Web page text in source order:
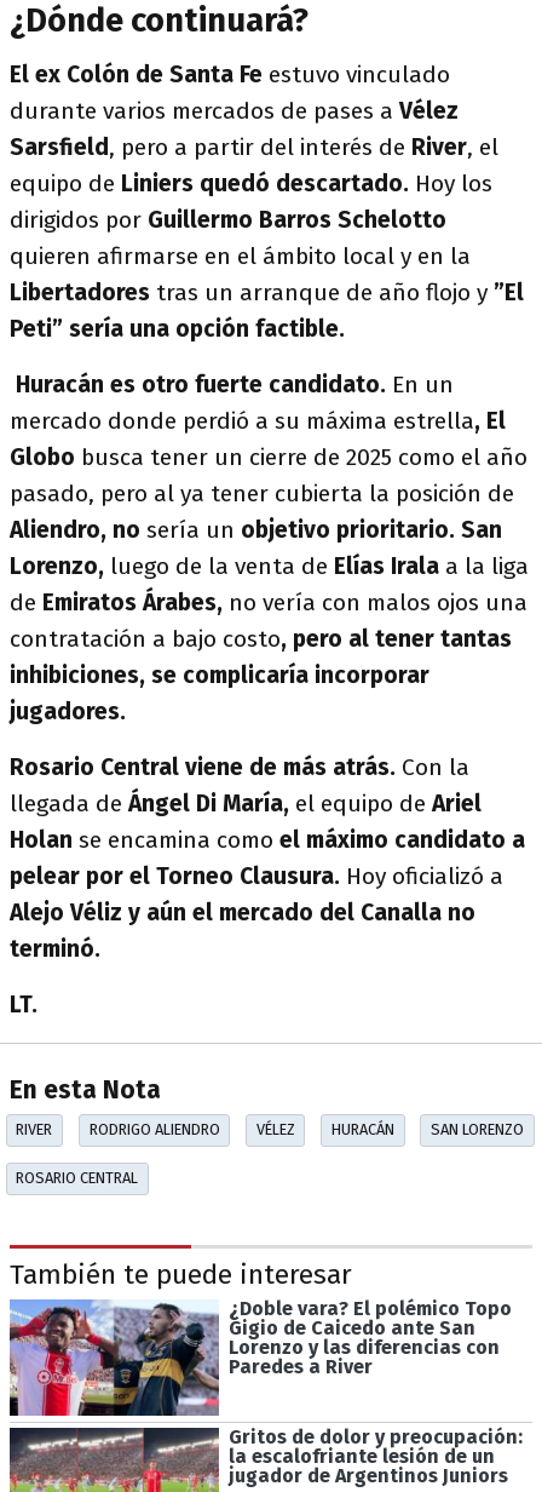
¿Dónde continuará?
El ex Colón de Santa Fe estuvo vinculado
durante varios mercados de pases a Vélez
Sarsfield, pero a partir del interés de River, el
equipo de Liniers quedó descartado. Hoy los
dirigidos por Guillermo Barros Schelotto
quieren afirmarse en el ámbito local y en la
Libertadores tras un arranque de año flojo y ”El
Peti” sería una opción factible.
Huracán es otro fuerte candidato. En un
mercado donde perdió a su máxima estrella, El
Globo busca tener un cierre de 2025 como el año
pasado, pero al ya tener cubierta la posición de
Aliendro, no sería un objetivo prioritario. San
Lorenzo, luego de la venta de Elías Irala a la liga
de Emiratos Árabes, no vería con malos ojos una
contratación a bajo costo, pero al tener tantas
inhibiciones, se complicaría incorporar
jugadores.
Rosario Central viene de más atrás. Con la
llegada de Ángel Di María, el equipo de Ariel
Holan se encamina como el máximo candidato a
pelear por el Torneo Clausura. Hoy oficializó a
Alejo Véliz y aún el mercado del Canalla no
terminó.
LT.
En esta Nota
RIVER RODRIGO ALIENDRO VÉLEZ HURACÁN SAN LORENZO
ROSARIO CENTRAL
También te puede interesar
¿Doble vara? El polémico Topo
Gigio de Caicedo ante San
Lorenzo y las diferencias con
Paredes a River
Gritos de dolor y preocupación:
la escalofriante lesión de un
jugador de Argentinos Juniors